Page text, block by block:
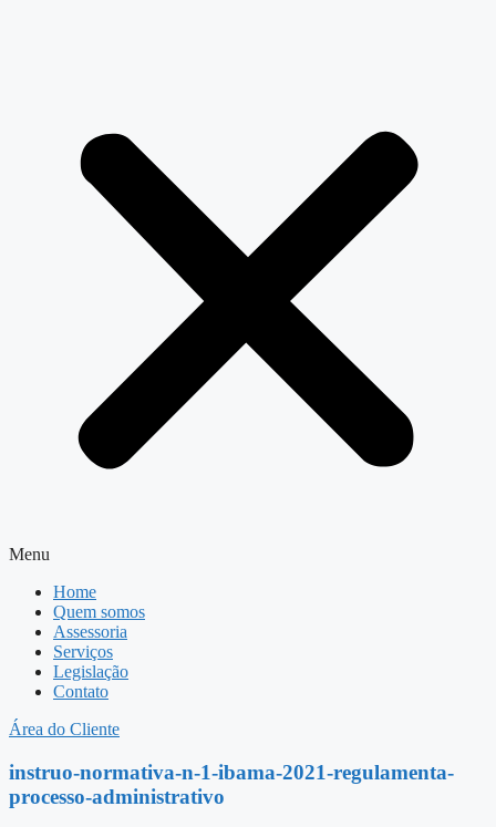
Menu
Home
Quem somos
Assessoria
Serviços
Legislação
Contato
Área do Cliente
instruo-normativa-n-1-ibama-2021-regulamenta-
processo-administrativo